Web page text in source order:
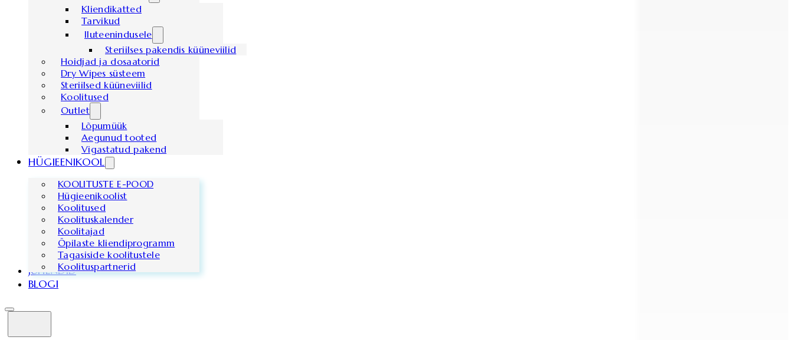
Kliendikatted
Tarvikud
Iluteenindusele
Steriilses pakendis küüneviilid
Hoidjad ja dosaatorid
Dry Wipes süsteem
Steriilsed küüneviilid
Koolitused
Outlet
Lõpumüük
Aegunud tooted
Vigastatud pakend
HÜGIEENIKOOL
KOOLITUSTE E-POOD
Hügieenikoolist
Koolitused
Koolituskalender
Koolitajad
Õpilaste kliendiprogramm
Tagasiside koolitustele
Koolituspartnerid
JUHENDID
BLOGI